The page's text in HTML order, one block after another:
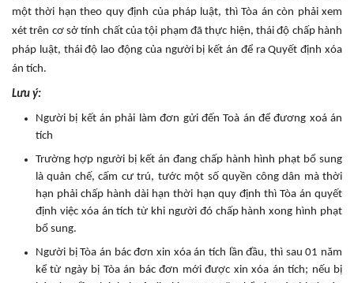
một thời hạn theo quy định của pháp luật, thì Tòa án còn phải xem
xét trên cơ sở tính chất của tội phạm đã thực hiện, thái độ chấp hành
pháp luật, thái độ lao động của người bị kết án để ra Quyết định xóa
án tích.
Lưu ý:
Người bị kết án phải làm đơn gửi đến Toà án để đương xoá án
tích
Trường hợp người bị kết án đang chấp hành hình phạt bổ sung
là quản chế, cấm cư trú, tước một số quyền công dân mà thời
hạn phải chấp hành dài hạn thời hạn quy định thì Tòa án quyết
định việc xóa án tích từ khi người đó chấp hành xong hình phạt
bổ sung.
Người bị Tòa án bác đơn xin xóa án tích lần đầu, thì sau 01 năm
kể từ ngày bị Tòa án bác đơn mới được xin xóa án tích; nếu bị